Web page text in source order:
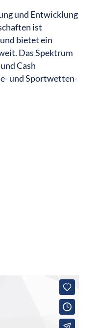
und Entwicklung
ist
bietet ein
Das Spektrum
Cash
und Sportwetten-